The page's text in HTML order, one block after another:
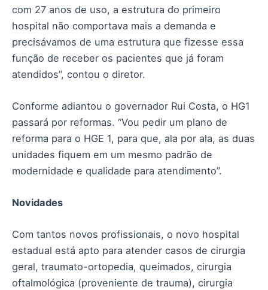
com 27 anos de uso, a estrutura do primeiro
hospital não comportava mais a demanda e
precisávamos de uma estrutura que fizesse essa
função de receber os pacientes que já foram
atendidos”, contou o diretor.
Conforme adiantou o governador Rui Costa, o HG1
passará por reformas. “Vou pedir um plano de
reforma para o HGE 1, para que, ala por ala, as duas
unidades fiquem em um mesmo padrão de
modernidade e qualidade para atendimento”.
Novidades
Com tantos novos profissionais, o novo hospital
estadual está apto para atender casos de cirurgia
geral, traumato-ortopedia, queimados, cirurgia
oftalmológica (proveniente de trauma), cirurgia